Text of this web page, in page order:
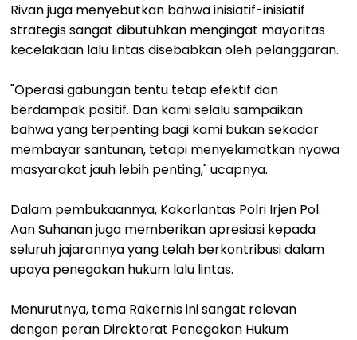
Rivan juga menyebutkan bahwa inisiatif-inisiatif
strategis sangat dibutuhkan mengingat mayoritas
kecelakaan lalu lintas disebabkan oleh pelanggaran.
"Operasi gabungan tentu tetap efektif dan
berdampak positif. Dan kami selalu sampaikan
bahwa yang terpenting bagi kami bukan sekadar
membayar santunan, tetapi menyelamatkan nyawa
masyarakat jauh lebih penting," ucapnya.
Dalam pembukaannya, Kakorlantas Polri Irjen Pol.
Aan Suhanan juga memberikan apresiasi kepada
seluruh jajarannya yang telah berkontribusi dalam
upaya penegakan hukum lalu lintas.
Menurutnya, tema Rakernis ini sangat relevan
dengan peran Direktorat Penegakan Hukum